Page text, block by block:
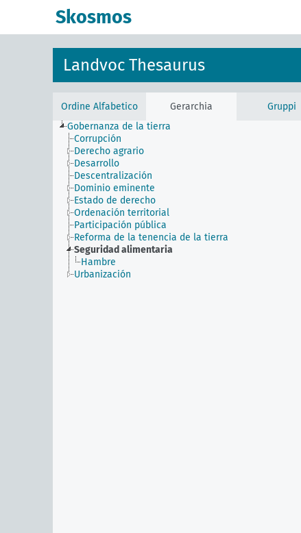
Skosmos
Landvoc Thesaurus
Ordine Alfabetico Gerarchia
Gruppi
Gobernanza de la tierra
Corrupción
Derecho agrario
Desarrollo
Descentralización
Dominio eminente
Estado de derecho
Ordenación territorial
Participación pública
Reforma de la tenencia de la tierra
Seguridad alimentaria
Hambre
Urbanización